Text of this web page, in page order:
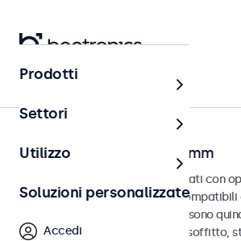
Home
Monitor con VESA da 75 mm
Monitor VESA da 75 mm progettati con
versatili. Questi monitor sono compatibili
montaggio VESA standard e possono
a supporti universali, supporti a soffitto,
Prodotti
Settori
Utilizzo
Soluzioni personalizzate
Accedi